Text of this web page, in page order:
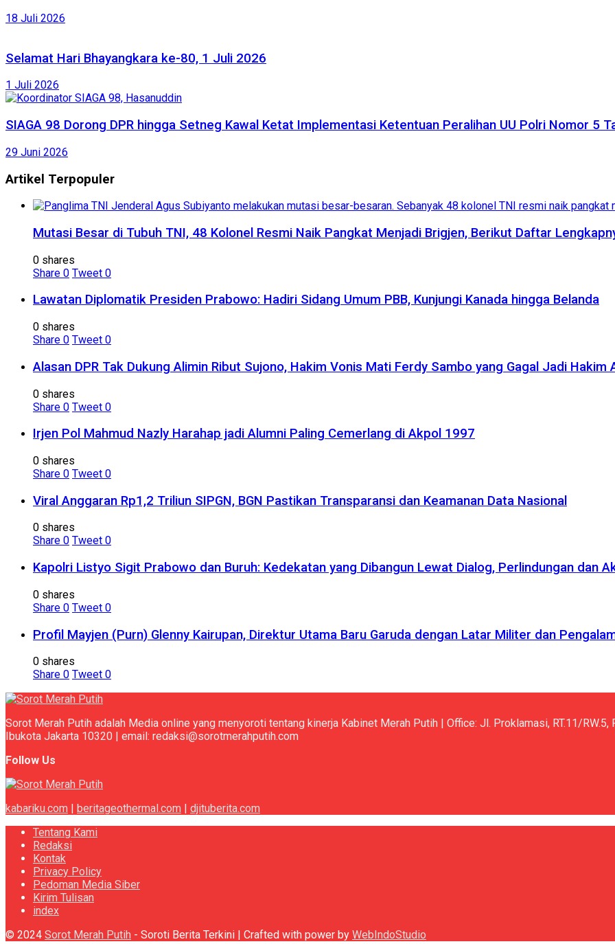
18 Juli 2026
Selamat Hari Bhayangkara ke-80, 1 Juli 2026
1 Juli 2026
SIAGA 98 Dorong DPR hingga Setneg Kawal Ketat Implementasi Ketentuan Peralihan UU Polri Nomor 5
29 Juni 2026
Artikel Terpopuler
Mutasi Besar di Tubuh TNI, 48 Kolonel Resmi Naik Pangkat Menjadi Brigjen, Berikut Daftar
0 shares
Share 0 Tweet 0
Lawatan Diplomatik Presiden Prabowo: Hadiri Sidang Umum PBB, Kunjungi Kanada hingga Belanda
0 shares
Share 0 Tweet 0
Alasan DPR Tak Dukung Alimin Ribut Sujono, Hakim Vonis Mati Ferdy Sambo yang Gagal Jadi Hakim
0 shares
Share 0 Tweet 0
Irjen Pol Mahmud Nazly Harahap jadi Alumni Paling Cemerlang di Akpol 1997
0 shares
Share 0 Tweet 0
Viral Anggaran Rp1,2 Triliun SIPGN, BGN Pastikan Transparansi dan Keamanan Data Nasional
0 shares
Share 0 Tweet 0
Kapolri Listyo Sigit Prabowo dan Buruh: Kedekatan yang Dibangun Lewat Dialog, Perlindungan dan
0 shares
Share 0 Tweet 0
Profil Mayjen (Purn) Glenny Kairupan, Direktur Utama Baru Garuda dengan Latar Militer dan
0 shares
Share 0 Tweet 0
Sorot Merah Putih adalah Media online yang menyoroti tentang kinerja Kabinet Merah Putih | Office: Jl. Proklamasi, RT.11/
Ibukota Jakarta 10320 | email: redaksi@sorotmerahputih.com
Follow Us
kabariku.com beritageothermal.com
djituberita.com
Tentang Kami
Redaksi
Kontak
Privacy Policy
Pedoman Media Siber
Kirim Tulisan
index
© 2024 Sorot Merah Putih - Soroti Berita Terkini | Crafted with power by WebIndoStudio